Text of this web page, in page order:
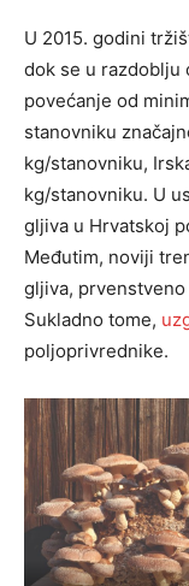
U 2015. godini
dok se u razdoblju
povećanje od
stanovniku
kg/stanovniku,
kg/stanovniku. U
gljiva u Hrvatskoj
Međutim, noviji
gljiva,
Sukladno tome,
poljoprivrednike.